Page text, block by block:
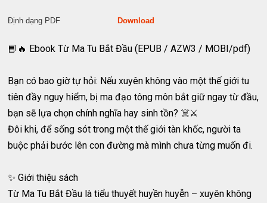
Định dạng PDFDownload
📘🔥 Ebook Từ Ma Tu Bắt Đầu (EPUB / AZW3 / MOBI/pdf)
Bạn có bao giờ tự hỏi: Nếu xuyên không vào một thế giới tu
tiên đầy nguy hiểm, bị ma đạo tông môn bắt giữ ngay từ đầu,
bạn sẽ lựa chọn chính nghĩa hay sinh tồn? ☠️⚔️
Đôi khi, để sống sót trong một thế giới tàn khốc, người ta
buộc phải bước lên con đường mà mình chưa từng muốn đi.
✨ Giới thiệu sách
Từ Ma Tu Bắt Đầu là tiểu thuyết huyền huyễn – xuyên không